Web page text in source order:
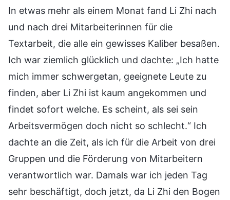
In etwas mehr als einem Monat fand Li Zhi nach
und nach drei Mitarbeiterinnen für die
Textarbeit, die alle ein gewisses Kaliber besaßen.
Ich war ziemlich glücklich und dachte: „Ich hatte
mich immer schwergetan, geeignete Leute zu
finden, aber Li Zhi ist kaum angekommen und
findet sofort welche. Es scheint, als sei sein
Arbeitsvermögen doch nicht so schlecht.“ Ich
dachte an die Zeit, als ich für die Arbeit von drei
Gruppen und die Förderung von Mitarbeitern
verantwortlich war. Damals war ich jeden Tag
sehr beschäftigt, doch jetzt, da Li Zhi den Bogen